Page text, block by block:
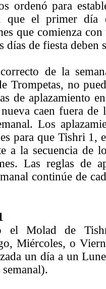
ordenó para
que el primer día
que comienza
días de fiesta deben
de la
Trompetas, no
de aplazamiento
caen fuera de
Los
para que Tishri 1,
a la secuencia de
Las reglas de
continúe de
el Molad de
Miércoles, o
un día a un